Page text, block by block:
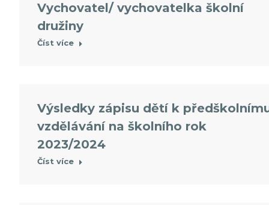
Vychovatel/ vychovatelka školní
družiny
Číst více
Výsledky zápisu dětí k
vzdělávání na školního rok
2023/2024
Číst více